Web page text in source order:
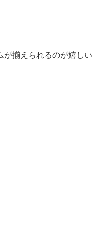
が揃えられるのが嬉しい